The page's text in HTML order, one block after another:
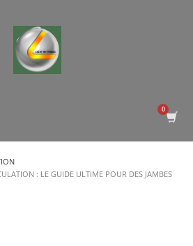
: LE GUIDE ULTIME POUR DES JAMBES